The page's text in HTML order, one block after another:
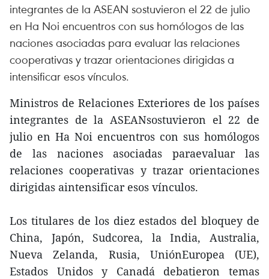
integrantes de la ASEAN sostuvieron el 22 de julio
en Ha Noi encuentros con sus homólogos de las
naciones asociadas para evaluar las relaciones
cooperativas y trazar orientaciones dirigidas a
intensificar esos vínculos.
Ministros de Relaciones Exteriores de los países
integrantes de la ASEANsostuvieron el 22 de
julio en Ha Noi encuentros con sus homólogos
de las naciones asociadas paraevaluar las
relaciones cooperativas y trazar orientaciones
dirigidas aintensificar esos vínculos.
Los titulares de los diez estados del bloquey de
China, Japón, Sudcorea, la India, Australia,
Nueva Zelanda, Rusia, UniónEuropea (UE),
Estados Unidos y Canadá debatieron temas